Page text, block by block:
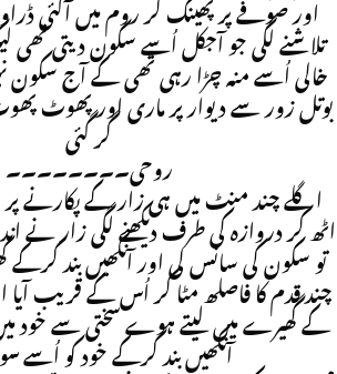
اور صوفے پر پھینک کر روم میں آگئی ڈراور
تلاشنے لگی جو آجکل اُسے سکون دیتی تھی
خالی اُسے منہ چڑا رہی تھی کے آج سکون
بوتل زور سے دیوار پر ماری اور پھوٹ
گر گئی
روحی۔۔۔۔۔۔۔۔
اگلے چند منٹ میں ہی زار کے پکارنے پر
اٹھ کر دروازہ کی طرف دیکھنے لگی زار نے
تو سکون کی سانس لی اور آنکھیں بند کرکے
چند قدم کا فاصلھ مٹا کر اُس کے قریب آیا
کے گھیرے میں لیتے ہوے سختی سے خود
آنکھیں بند کرکے خود کو اُسے